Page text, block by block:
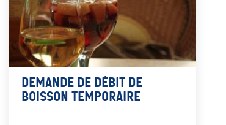
Demande de débit de
boisson temporaire